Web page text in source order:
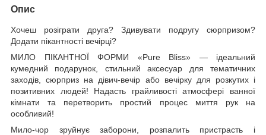
Опис
Хочеш розіграти друга? Здивувати подругу сюрпризом?
Додати пікантності вечірці?
МИЛО ПІКАНТНОЇ ФОРМИ «Pure Bliss» — ідеальний
кумедний подарунок, стильний аксесуар для тематичних
заходів, сюрприз на дівич-вечір або вечірку для розкутих і
позитивних людей! Надасть грайливості атмосфері ванної
кімнати та перетворить простий процес миття рук на
особливий!
Мило-чор зруйнує заборони, розпалить пристрасть і